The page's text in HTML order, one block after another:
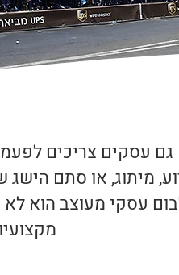
גם עסקים צריכים
מיתוג, או סתם הישג
עסקי מעוצב הוא